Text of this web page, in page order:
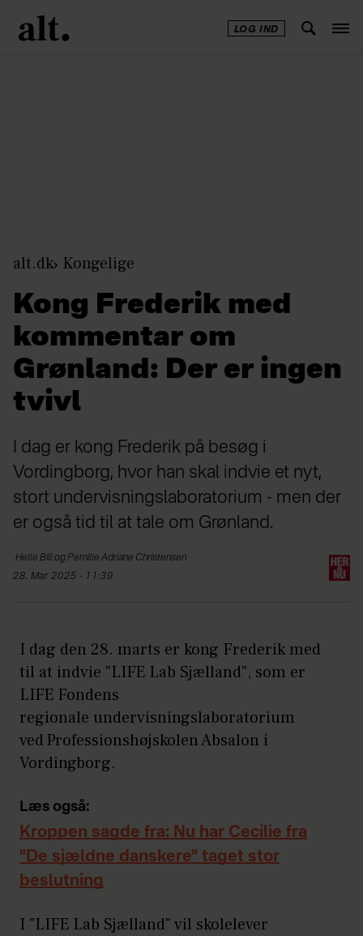
LOG IND
alt.dk Kongelige
Kong Frederik med
kommentar om
Grønland: Der er ingen
tvivl
I dag er kong Frederik på besøg i
Vordingborg, hvor han skal indvie et nyt,
stort undervisningslaboratorium - men der
er også tid til at tale om Grønland.
Helle Bill og Pernille Adriane Christensen
28. Mar 2025 - 11:39
I dag den 28. marts er kong Frederik med
til at indvie "LIFE Lab Sjælland", som er
LIFE Fondens
regionale undervisningslaboratorium
ved Professionshøjskolen Absalon i
Vordingborg.
Læs også:
Kroppen sagde fra: Nu har Cecilie fra
"De sjældne danskere" taget stor
beslutning
I "LIFE Lab Sjælland" vil skolelever